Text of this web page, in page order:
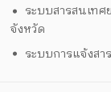
ระบบสารสนเทศ
จังหวัด
ระบบการแจ้งส